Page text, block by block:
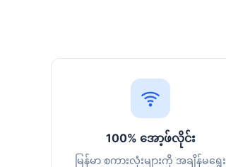
100% အော့ဖ်လိုင်း
မြန်မာ စကားလုံးများကို အချိန်မရွေး